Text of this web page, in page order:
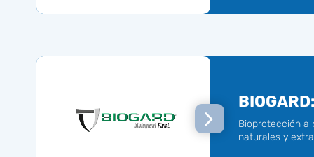
BIOGARD:
Bioprotección a
naturales y